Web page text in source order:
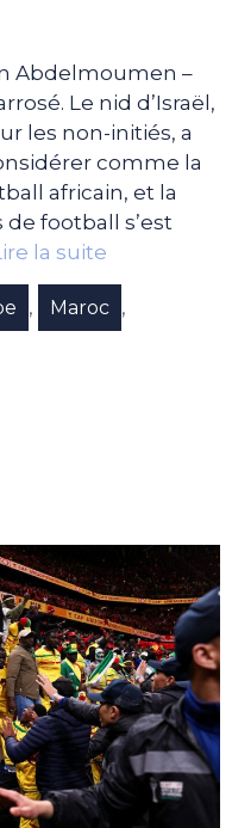
Abdelmoumen –
Le nid d’Israël,
les non-initiés, a
comme la
africain, et la
de football s’est
la suite
, Maroc ,